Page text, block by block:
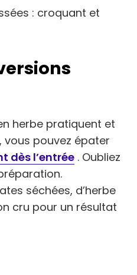
: croquant et
herbe pratiquent et
pouvez épater
dès l’entrée . Oubliez
séchées, d’herbe
cru pour un résultat